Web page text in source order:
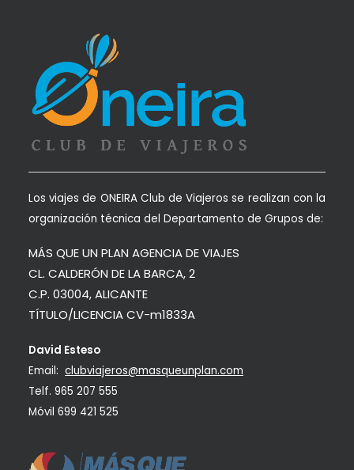
Los viajes de ONEIRA Club de Viajeros se realizan con la
organización técnica del Departamento de Grupos de:
MÁS QUE UN PLAN AGENCIA DE VIAJES
CL. CALDERÓN DE LA BARCA, 2
C.P. 03004, ALICANTE
TÍTULO/LICENCIA CV-m1833A
David Esteso
Email: clubviajeros@masqueunplan.com
Telf. 965 207 555
Móvil 699 421 525